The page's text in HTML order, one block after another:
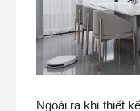
Ngoài ra khi thiết